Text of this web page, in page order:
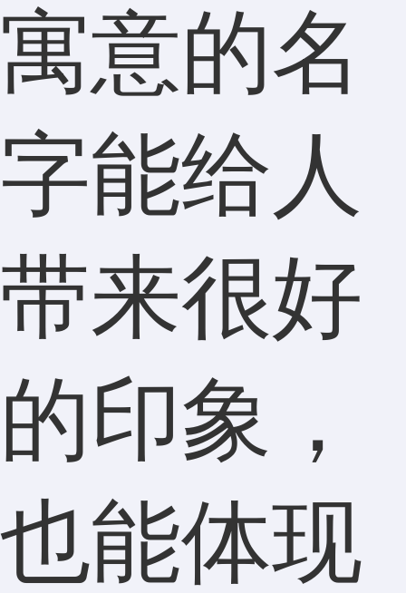
寓意的名
字能给人
带来很好
的印象，
也能体现